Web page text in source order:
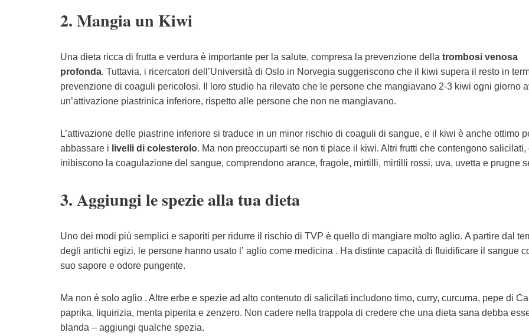
2. Mangia un Kiwi
Una dieta ricca di frutta e verdura è importante per la salute, compresa la prevenzione della trombosi venosa
profonda. Tuttavia, i ricercatori dell’Università di Oslo in Norvegia suggeriscono che il kiwi supera il resto in
prevenzione di coaguli pericolosi. Il loro studio ha rilevato che le persone che mangiavano 2-3 kiwi ogni giorno
un’attivazione piastrinica inferiore, rispetto alle persone che non ne mangiavano.
L’attivazione delle piastrine inferiore si traduce in un minor rischio di coaguli di sangue, e il kiwi è anche ottimo
abbassare i livelli di colesterolo. Ma non preoccuparti se non ti piace il kiwi. Altri frutti che contengono salicilati,
inibiscono la coagulazione del sangue, comprendono arance, fragole, mirtilli, mirtilli rossi, uva, uvetta e prugne
3. Aggiungi le spezie alla tua dieta
Uno dei modi più semplici e saporiti per ridurre il rischio di TVP è quello di mangiare molto aglio. A partire dal
degli antichi egizi, le persone hanno usato l’ aglio come medicina . Ha distinte capacità di fluidificare il sangue
suo sapore e odore pungente.
Ma non è solo aglio . Altre erbe e spezie ad alto contenuto di salicilati includono timo, curry, curcuma, pepe di
paprika, liquirizia, menta piperita e zenzero. Non cadere nella trappola di credere che una dieta sana debba
blanda – aggiungi qualche spezia.